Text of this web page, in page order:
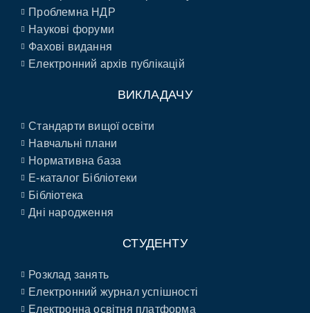
Проблемна НДР
Наукові форуми
Фахові видання
Електронний архів публікацій
ВИКЛАДАЧУ
Стандарти вищої освіти
Навчальні плани
Нормативна база
E-каталог Бібліотеки
Бібліотека
Дні народження
СТУДЕНТУ
Розклад занять
Електронний журнал успішності
Електронна освітня платформа